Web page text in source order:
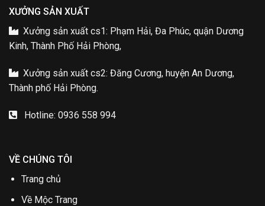
XƯỞNG SẢN XUẤT
Xưởng sản xuất cs1: Phạm Hải, Đa Phúc, quận Dương
Kinh, Thành Phố Hải Phòng,
Xưởng sản xuất cs2: Đăng Cương, huyện An Dương,
Thành phố Hải Phòng.
Hotline: 0936 558 994
VỀ CHÚNG TÔI
Trang chủ
Về Mộc Trang